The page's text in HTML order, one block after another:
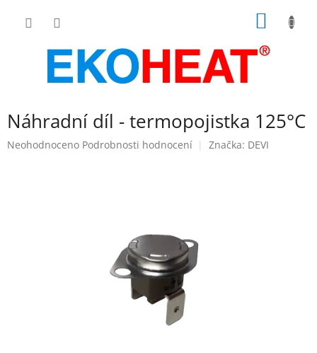
Náhradní díl - termopojistka 125°C
Průměrné
Neohodnoceno Podrobnosti hodnocení Značka: DEVI